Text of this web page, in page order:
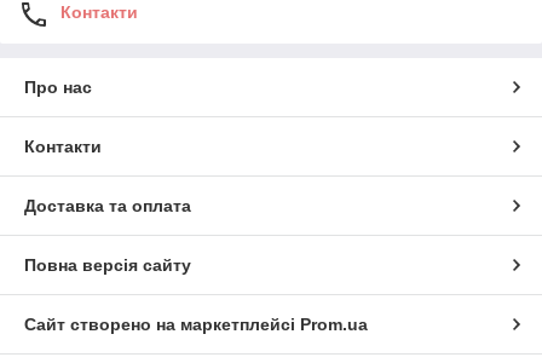
Контакти
Про нас
Контакти
Доставка та оплата
Повна версія сайту
Сайт створено на маркетплейсі Prom.ua